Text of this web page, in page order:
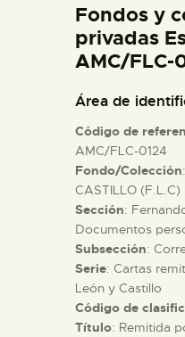
ESPAÑOL
█
EL MUSEO
Fondos y
privadas
AMC/FLC-
Área de
Código de
AMC/FLC-0124
Fondo/Colección
CASTILLO (F.L.C)
Sección:
Documentos
Subsección:
Serie: Cartas
León y Castillo
Código de
Título: Remitida